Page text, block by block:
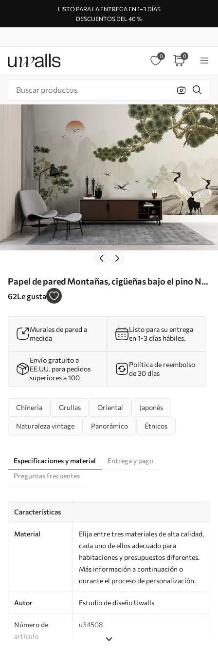
LISTO PARA LA ENTREGA EN 1–3 DÍAS
DESCUENTOS DEL 40 %
0 0
Papel de pared Montañas, cigüeñas bajo el pino Nr.
u34508
62Le gusta
Murales de pared a
medida
Listo para su entrega
en 1-3 días hábiles.
Envío gratuito a
EE.UU. para pedidos
superiores a 100
Política de reembolso
de 30 días
Chinería Grullas Oriental Japonés
Naturaleza vintage Panorámico Étnicos
Especificaciones y material
Entrega y pago
Preguntas frecuentes
Características
Material
Elija entre tres materiales de alta calidad,
cada uno de ellos adecuado para
habitaciones y presupuestos diferentes.
Más información a continuación o
durante el proceso de personalización.
Autor Estudio de diseño Uwalls
Número de
artículo
u34508